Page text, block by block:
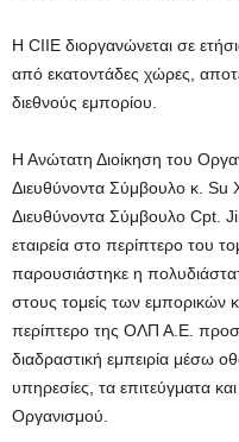
Η CIIE διοργανώνεται σε
από εκατοντάδες χώρες,
διεθνούς εμπορίου.
Η Ανώτατη Διοίκηση του
Διευθύνοντα Σύμβουλο κ. Su
Διευθύνοντα Σύμβουλο Cpt.
εταιρεία στο περίπτερο του
παρουσιάστηκε η
στους τομείς των εμπορικών
περίπτερο της ΟΛΠ Α.Ε.
διαδραστική εμπειρία μέσω
υπηρεσίες, τα επιτεύγματα
Οργανισμού.